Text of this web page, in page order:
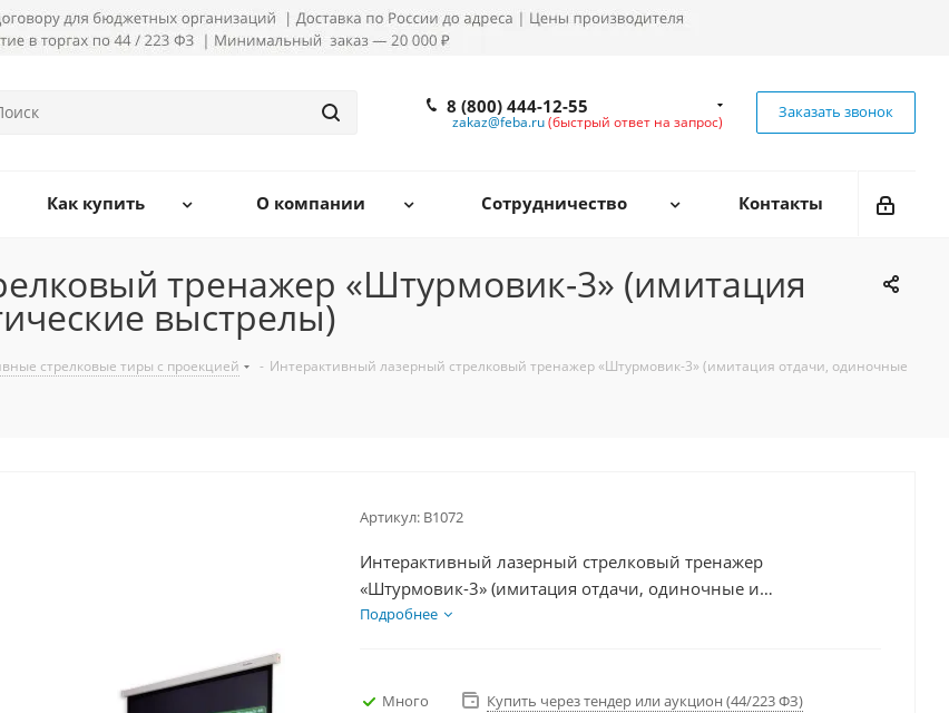
8 (800) 444-12-55
zakaz@feba.ru(быстрый ответ на запрос)
Заказать звонок
Как купить О компании Сотрудничество Контакты
тренажер «Штурмовик-3» (имитация
выстрелы)
стрелковые тиры с проекцией - Интерактивный лазерный стрелковый тренажер «Штурмовик-3» (имитация отдачи, одиночные
Артикул: В1072
Интерактивный лазерный стрелковый тренажер
«Штурмовик-3» (имитация отдачи, одиночные и
автоматические выстрелы)
Подробнее
Много Купить через тендер или аукцион (44/223 ФЗ)